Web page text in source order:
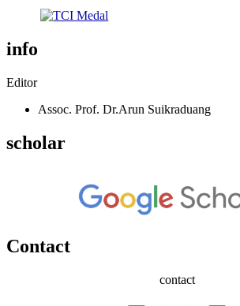
info
Editor
Assoc. Prof. Dr.Arun Suikraduang
scholar
Contact
contact